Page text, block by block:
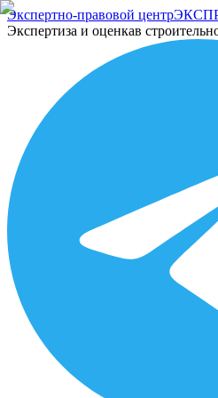
Экспертно-правовой центр
Экспертиза и оценкав